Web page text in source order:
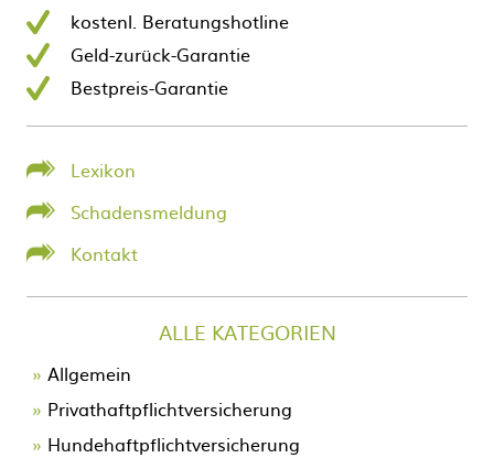
kostenl. Beratungshotline
Geld-zurück-Garantie
Bestpreis-Garantie
Lexikon
Schadensmeldung
Kontakt
ALLE KATEGORIEN
Allgemein
Privathaftpflichtversicherung
Hundehaftpflichtversicherung